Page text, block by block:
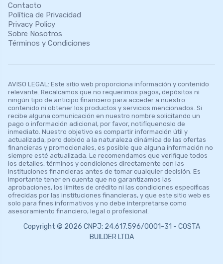
Contacto
Política de Privacidad
Privacy Policy
Sobre Nosotros
Términos y Condiciones
AVISO LEGAL: Este sitio web proporciona información y contenido
relevante. Recalcamos que no requerimos pagos, depósitos ni
ningún tipo de anticipo financiero para acceder a nuestro
contenido ni obtener los productos y servicios mencionados. Si
recibe alguna comunicación en nuestro nombre solicitando un
pago o información adicional, por favor, notifíquenoslo de
inmediato. Nuestro objetivo es compartir información útil y
actualizada, pero debido a la naturaleza dinámica de las ofertas
financieras y promocionales, es posible que alguna información no
siempre esté actualizada. Le recomendamos que verifique todos
los detalles, términos y condiciones directamente con las
instituciones financieras antes de tomar cualquier decisión. Es
importante tener en cuenta que no garantizamos las
aprobaciones, los límites de crédito ni las condiciones específicas
ofrecidas por las instituciones financieras, y que este sitio web es
solo para fines informativos y no debe interpretarse como
asesoramiento financiero, legal o profesional.
Copyright © 2026 CNPJ: 24.617.596/0001-31 - COSTA
BUILDER LTDA